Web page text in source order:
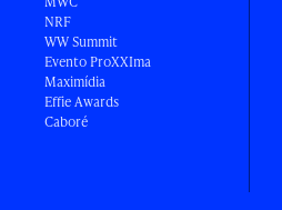
NRF
WW Summit
Evento ProXXIma
Maximídia
Effie Awards
Caboré